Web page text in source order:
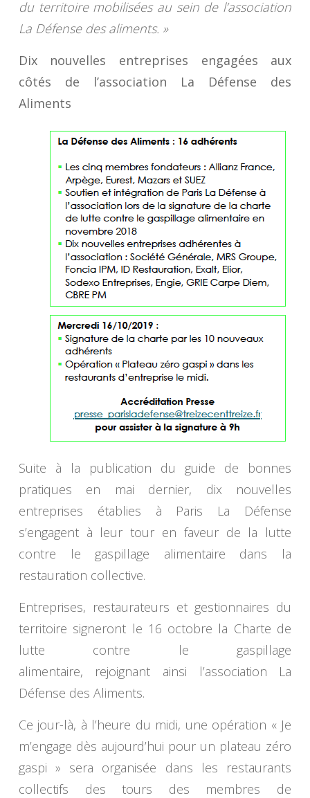
du territoire mobilisées au sein de l’association
La Défense des aliments. »
Dix nouvelles entreprises engagées aux
côtés de l’association La Défense des
Aliments
Suite à la publication du guide de bonnes
pratiques en mai dernier, dix nouvelles
entreprises établies à Paris La Défense
s’engagent à leur tour en faveur de la lutte
contre le gaspillage alimentaire dans la
restauration collective.
Entreprises, restaurateurs et gestionnaires du
territoire signeront le 16 octobre la Charte de
lutte contre le gaspillage
alimentaire, rejoignant ainsi l’association La
Défense des Aliments.
Ce jour-là, à l’heure du midi, une opération « Je
m’engage dès aujourd’hui pour un plateau zéro
gaspi » sera organisée dans les restaurants
collectifs des tours des membres de